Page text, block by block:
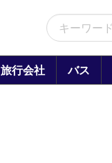
旅行会社 バス